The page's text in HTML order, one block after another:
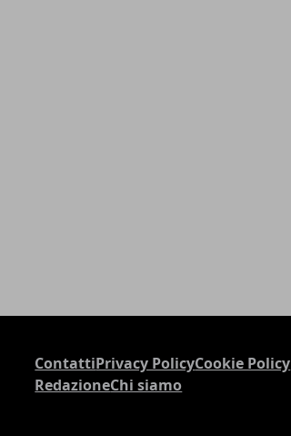
ContattiPrivacy PolicyCookie Policy
RedazioneChi siamo